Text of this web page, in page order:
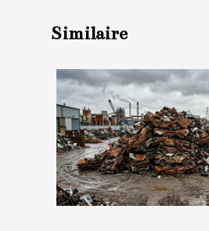
Similaire